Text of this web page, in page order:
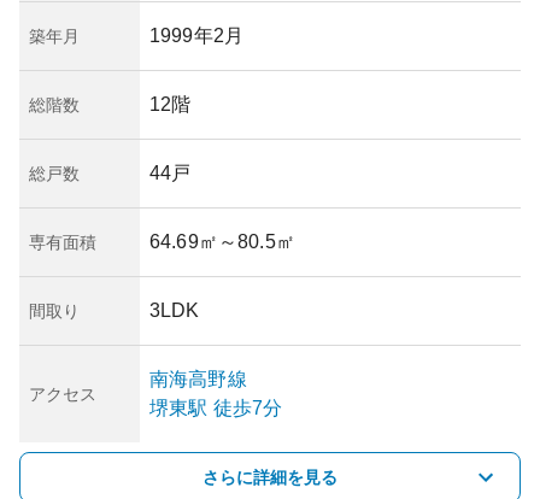
築年月 1999年2月
総階数 12階
総戸数 44戸
専有面積 64.69㎡ ～80.5㎡
間取り 3LDK
アクセス
南海高野線
堺東駅 徒歩7分
さらに詳細を見る